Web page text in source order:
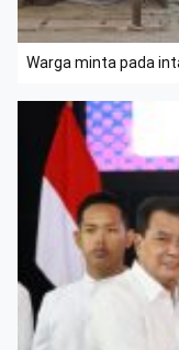
Warga minta pada